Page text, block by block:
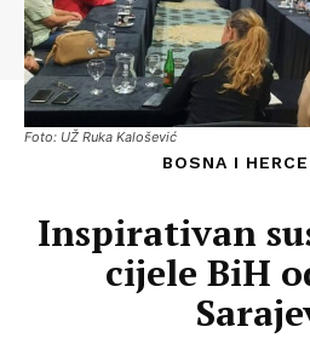
Foto: UŽ Ruka Kalošević
BOSNA I
Inspirativan
cijele BiH